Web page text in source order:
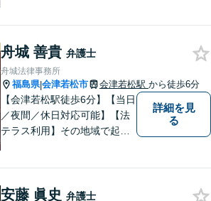
す。お困りの方はまずはご相
談ください。
舟城 善貴 弁護士
舟城法律事務所
福島県|会津若松市 会津若松駅 から徒歩6分
【会津若松駅徒歩6分】【当日
／夜間／休日対応可能】【法
テラス利用】その地域で起こ
原動力です。トラブルがより
詳細を見
る
安藤 眞史 弁護士